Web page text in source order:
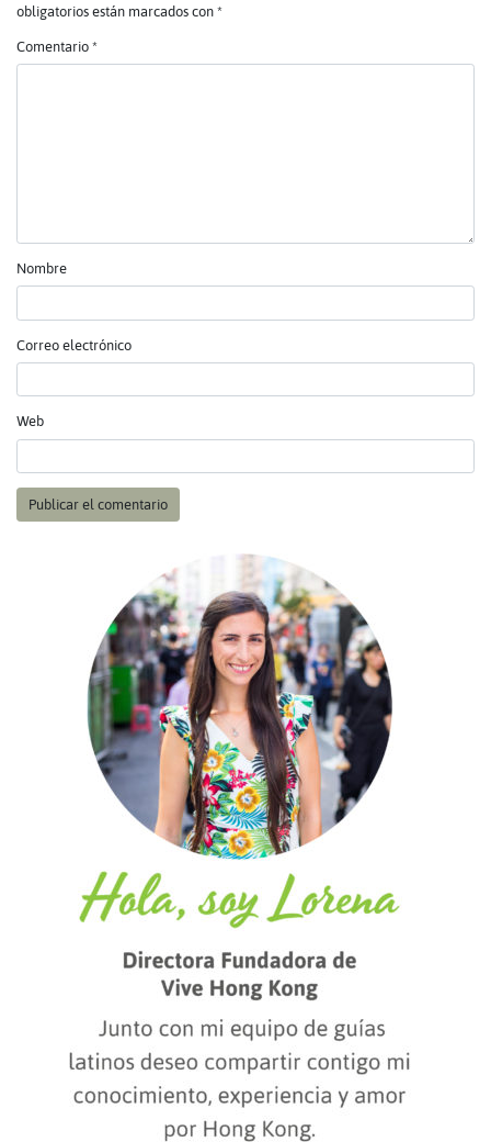
obligatorios están marcados con *
Comentario *
Nombre
Correo electrónico
Web